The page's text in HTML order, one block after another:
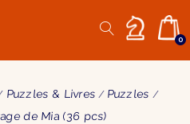
0
Puzzles & Livres
Puzzles
de Mia (36 pcs)